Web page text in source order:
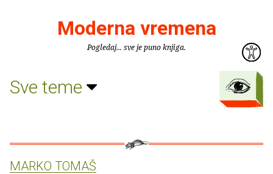
Moderna vremena
Pogledaj... sve je puno knjiga.
Sve teme
MARKO TOMAŠ